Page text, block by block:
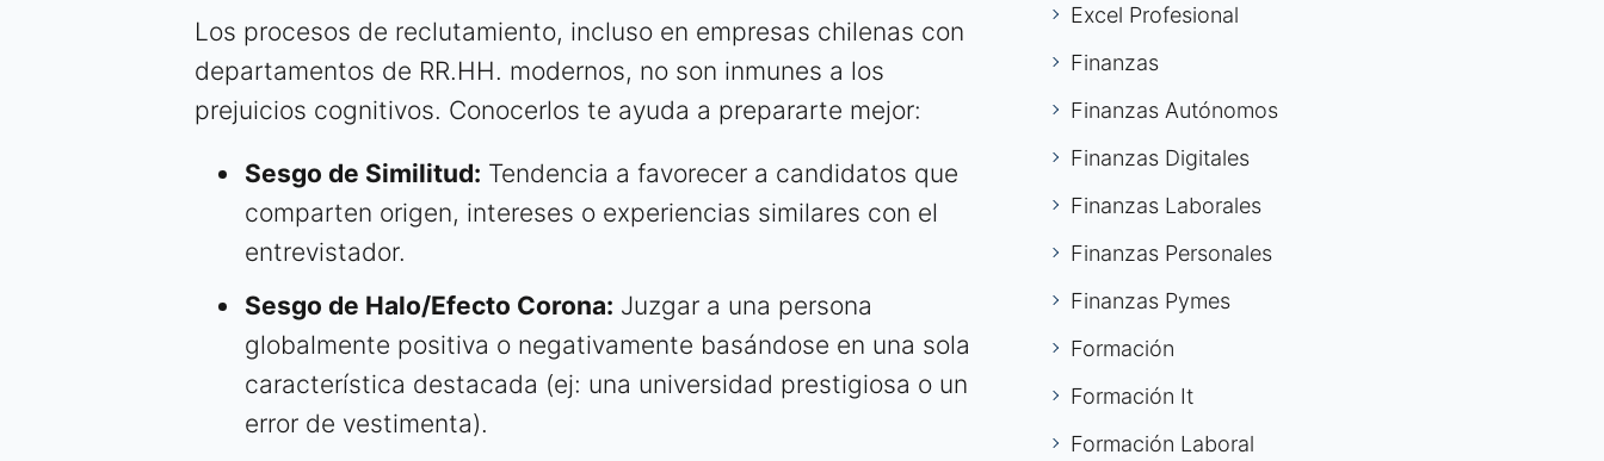
Los procesos de reclutamiento, incluso en empresas chilenas con
departamentos de RR.HH. modernos, no son inmunes a los
prejuicios cognitivos. Conocerlos te ayuda a prepararte mejor:
Sesgo de Similitud: Tendencia a favorecer a candidatos que
comparten origen, intereses o experiencias similares con el
entrevistador.
Sesgo de Halo/Efecto Corona: Juzgar a una persona
globalmente positiva o negativamente basándose en una sola
característica destacada (ej: una universidad prestigiosa o un
error de vestimenta).
Excel Profesional
Finanzas
Finanzas Autónomos
Finanzas Digitales
Finanzas Laborales
Finanzas Personales
Finanzas Pymes
Formación
Formación It
Formación Laboral